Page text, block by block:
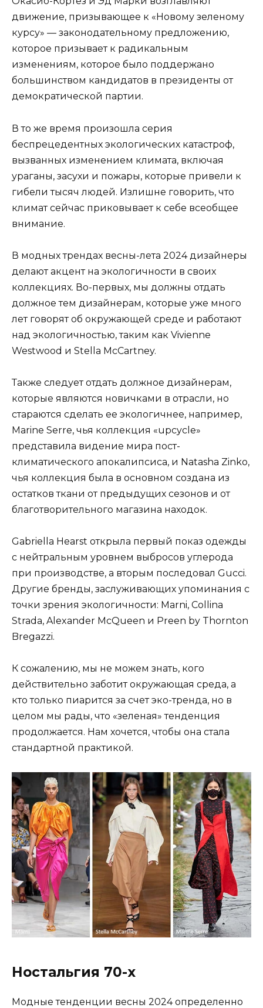
движение, призывающее к «Новому зеленому
курсу» — законодательному предложению,
которое призывает к радикальным
изменениям, которое было поддержано
большинством кандидатов в президенты от
демократической партии.
В то же время произошла серия
беспрецедентных экологических катастроф,
вызванных изменением климата, включая
ураганы, засухи и пожары, которые привели к
гибели тысяч людей. Излишне говорить, что
климат сейчас приковывает к себе всеобщее
внимание.
В модных трендах весны-лета 2024 дизайнеры
делают акцент на экологичности в своих
коллекциях. Во-первых, мы должны отдать
должное тем дизайнерам, которые уже много
лет говорят об окружающей среде и работают
над экологичностью, таким как Vivienne
Westwood и Stella McCartney.
Также следует отдать должное дизайнерам,
которые являются новичками в отрасли, но
стараются сделать ее экологичнее, например,
Marine Serre, чья коллекция «upcycle»
представила видение мира пост-
климатического апокалипсиса, и Natasha Zinko,
чья коллекция была в основном создана из
остатков ткани от предыдущих сезонов и от
благотворительного магазина находок.
Gabriella Hearst открыла первый показ одежды
с нейтральным уровнем выбросов углерода
при производстве, а вторым последовал Gucci.
Другие бренды, заслуживающих упоминания с
точки зрения экологичности: Marni, Collina
Strada, Alexander McQueen и Preen by Thornton
Bregazzi.
К сожалению, мы не можем знать, кого
действительно заботит окружающая среда, а
кто только пиарится за счет эко-тренда, но в
целом мы рады, что «зеленая» тенденция
продолжается. Нам хочется, чтобы она стала
стандартной практикой.
Ностальгия 70-х
Модные тенденции весны 2024 определенно